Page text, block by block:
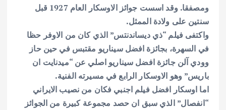
ومصفقا. وقد اسست جوائز الاوسكار العام 1927 قبل
سنتين على ولادة الممثل.
واكتفى فيلم “ذي ديساندنتس” الذي كان من الاوفر حظا
في السهرة، بجائزة افضل سيناريو مقتبس في حين حاز
وودي آلن جائزة افضل سيناريو اصلي عن “ميدنايت ان
باريس” وهو الاوسكار الرابع في مسيرته الفنية.
اما اوسكار افضل فيلم اجنبي فكان من نصيب الايراني
“انفصال” الذي سبق ان حصد مجموعة كبيرة من الجوائز